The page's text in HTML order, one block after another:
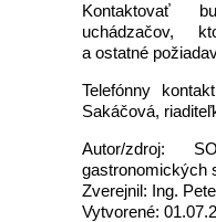
Kontaktovať
uchádzačov,
a ostatné
Telefónny
Sakáčová,
Autor/zdroj:
gastronomických
Zverejnil: Ing.
Vytvorené: